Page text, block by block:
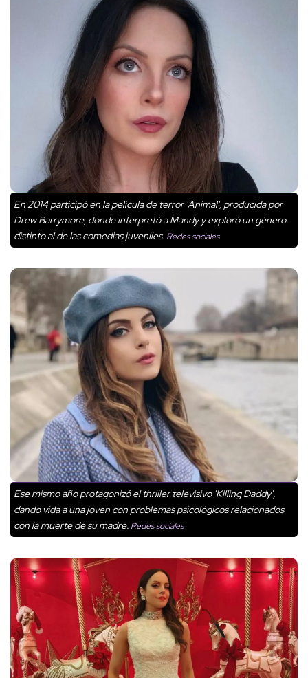
En 2014 participó en la película de terror 'Animal', producida por
Drew Barrymore, donde interpretó a Mandy y exploró un género
distinto al de las comedias juveniles. Redes sociales
Ese mismo año protagonizó el thriller televisivo 'Killing Daddy',
dando vida a una joven con problemas psicológicos relacionados
con la muerte de su madre. Redes sociales